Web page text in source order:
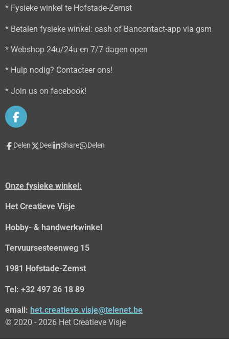
* Fysieke winkel te Hofstade-Zemst
* Betalen fysieke winkel: cash of Bancontact-app via gsm
* Webshop 24u/24u en 7/7 dagen open
* Hulp nodig? Contacteer ons!
* Join us on facebook!
F
a
c
e
k
Delen Deel Share Delen
Onze fysieke winkel:
Het Creatieve Visje
Hobby- & handwerkwinkel
Tervuursesteenweg 15
1981 Hofstade-Zemst
Tel: +32 497 36 18 89
email: het.creatieve.visje@telenet.be
© 2020 - 2026 Het Creatieve Visje